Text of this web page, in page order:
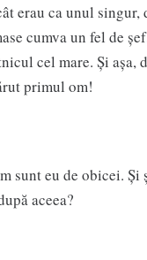
erau ca unul singur,
cumva un fel de
cel mare. Și așa,
primul om!
sunt eu de obicei. Și
aceea?